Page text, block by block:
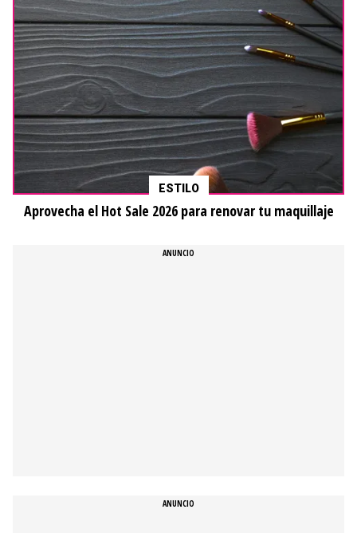
ESTILO
Aprovecha el Hot Sale 2026 para renovar tu maquillaje